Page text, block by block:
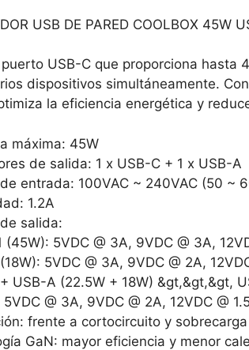
USB DE PARED COOLBOX 45W
USB-C que proporciona hasta
dispositivos simultáneamente.
la eficiencia energética y
máxima: 45W
de salida: 1 x USB-C + 1 x USB-A
entrada: 100VAC ~ 240VAC (50 ~
1.2A
salida:
(45W): 5VDC @ 3A, 9VDC @ 3A,
5VDC @ 3A, 9VDC @ 2A,
USB-A (22.5W + 18W) &gt,&gt,&gt,
@ 3A, 9VDC @ 2A, 12VDC @
frente a cortocircuito y sobrecarga
GaN: mayor eficiencia y menor